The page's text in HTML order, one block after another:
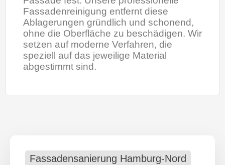
Fassadenreinigung entfernt diese
Ablagerungen gründlich und schonend,
ohne die Oberfläche zu beschädigen. Wir
setzen auf moderne Verfahren, die
speziell auf das jeweilige Material
abgestimmt sind.
Fassadensanierung Hamburg-Nord